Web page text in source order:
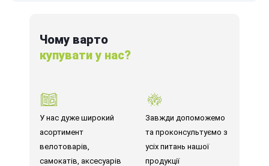
Чому варто
купувати у нас?
У нас дуже широкий
асортимент
велотоварів,
самокатів, аксесуарів
Завжди допоможемо
та проконсультуємо з
усіх питань нашої
продукції